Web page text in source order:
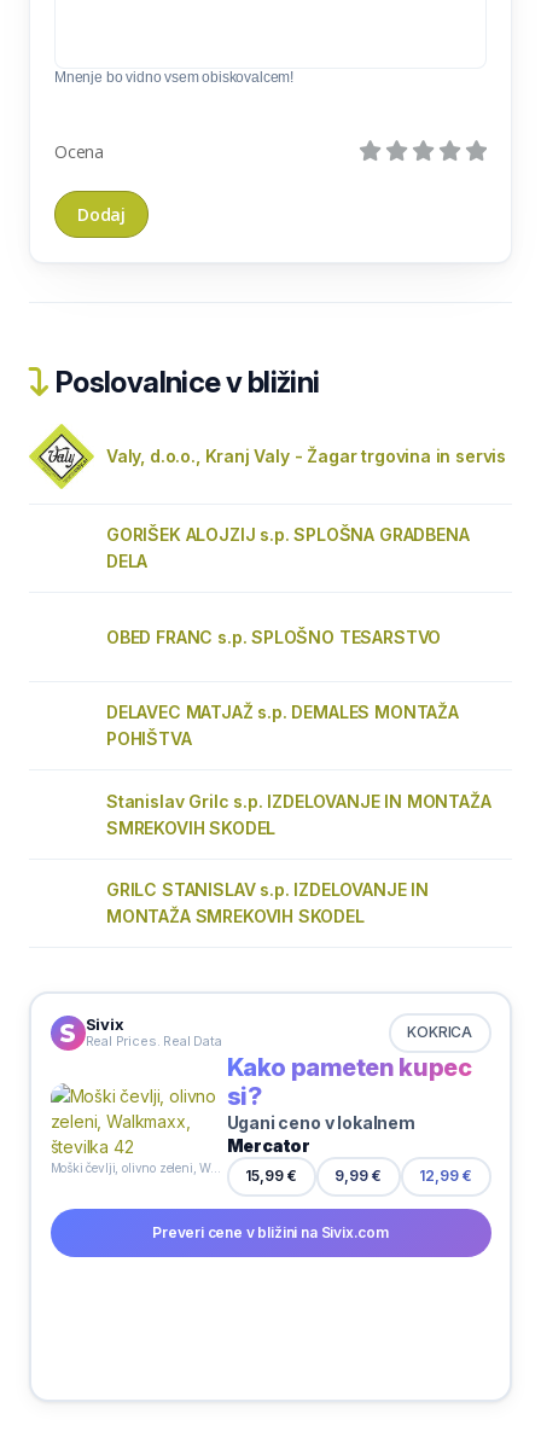
Mnenje bo vidno vsem obiskovalcem!
Ocena
Poslovalnice v bližini
Valy, d.o.o., Kranj Valy - Žagar trgovina in servis
GORIŠEK ALOJZIJ s.p. SPLOŠNA GRADBENA
DELA
OBED FRANC s.p. SPLOŠNO TESARSTVO
DELAVEC MATJAŽ s.p. DEMALES MONTAŽA
POHIŠTVA
Stanislav Grilc s.p. IZDELOVANJE IN MONTAŽA
SMREKOVIH SKODEL
GRILC STANISLAV s.p. IZDELOVANJE IN
MONTAŽA SMREKOVIH SKODEL
Sivix
Real Prices. Real Data KOKRICA
Moški čevlji, olivno zeleni, Walkmaxx, številka 42
Kako pameten kupec
si?
Ugani ceno v lokalnem
Mercator
15,99 € 9,99 € 12,99 €
Preveri cene v bližini na Sivix.com